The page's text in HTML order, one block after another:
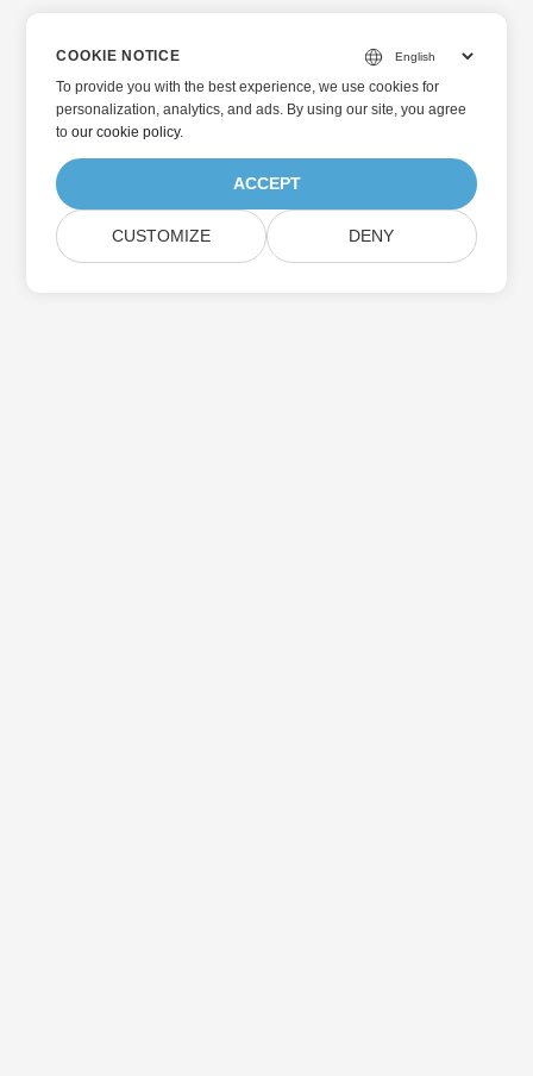
COOKIE NOTICE
To provide you with the best experience, we use cookies for
personalization, analytics, and ads. By using our site, you agree
toour cookie policy.
ACCEPT
CUSTOMIZE DENY